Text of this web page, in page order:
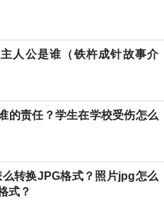
人公是谁（铁杵成针故事介
的责任？学生在学校受伤怎么
么转换JPG格式？照片jpg怎么
式？